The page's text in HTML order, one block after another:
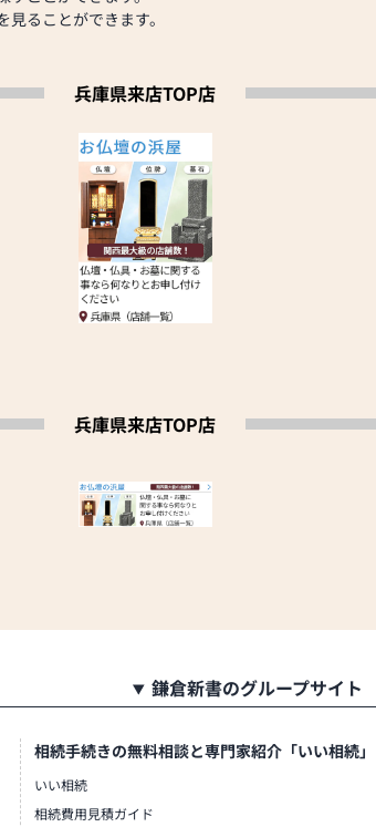
ご理解のほど宜
ることができます。
兵庫県来店TOP店
兵庫県来店TOP店
鎌倉新書のグループサイト
相続手続きの無料相談と専門家紹介「いい相続」
いい相続
相続費用見積ガイド